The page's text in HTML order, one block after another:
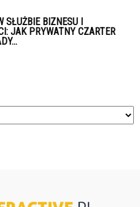
SŁUŻBIE BIZNESU I
JAK PRYWATNY CZARTER